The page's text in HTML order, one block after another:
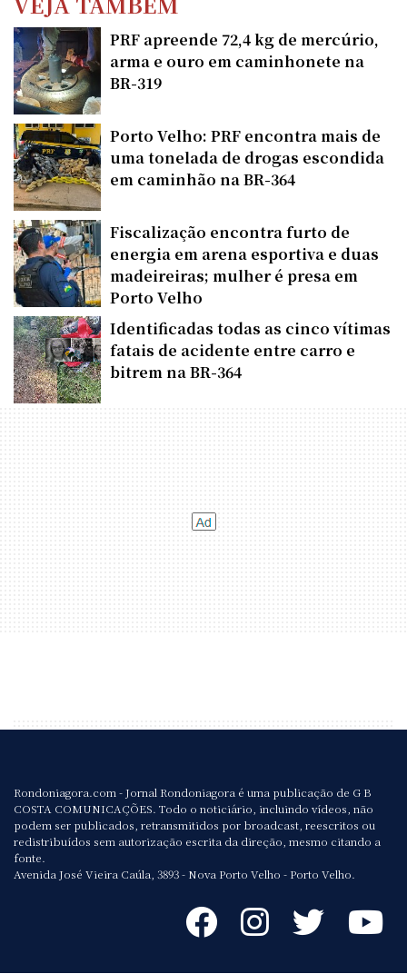
PRF apreende 72,4 kg de mercúrio,
arma e ouro em caminhonete na
BR-319
Porto Velho: PRF encontra mais de
uma tonelada de drogas escondida
em caminhão na BR-364
Fiscalização encontra furto de
energia em arena esportiva e duas
madeireiras; mulher é presa em
Porto Velho
Identificadas todas as cinco vítimas
fatais de acidente entre carro e
bitrem na BR-364
Rondoniagora.com - Jornal Rondoniagora é uma publicação de G B
COSTA COMUNICAÇÕES. Todo o noticiário, incluindo vídeos, não
podem ser publicados, retransmitidos por broadcast, reescritos ou
redistribuídos sem autorização escrita da direção, mesmo citando a
fonte.
Avenida José Vieira Caúla, 3893 - Nova Porto Velho - Porto Velho.